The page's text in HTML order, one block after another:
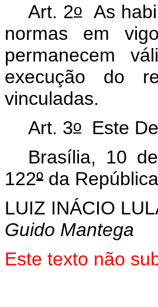
Art. 2o As
normas em
permanecem
execução do
vinculadas.
Art. 3o Este
Brasília, 10
122º da
LUIZ INÁCIO
Guido Mantega
Este texto não